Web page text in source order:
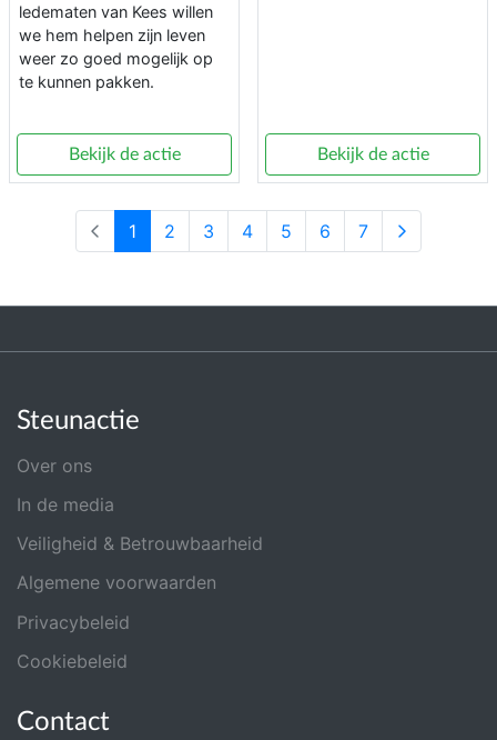
ledematen van Kees willen
we hem helpen zijn leven
weer zo goed mogelijk op
te kunnen pakken.
Bekijk de actie Bekijk de actie
1 2 3 4 5 6 7
Steunactie
Over ons
In de media
Veiligheid & Betrouwbaarheid
Algemene voorwaarden
Privacybeleid
Cookiebeleid
Contact